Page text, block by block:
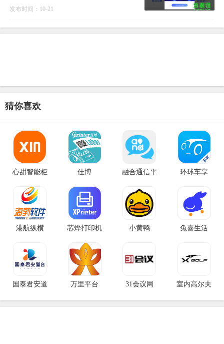
为出借者提供简单、快捷、安全、低门槛
发布时间：10-21
猜你喜欢
心甜智能柜 佳博 融合通信平 环球车享
港航纵横 芯烨打印机 小黄鸭 兔喜生活
国泰君安道 万里平台 31会议网 室内高尔夫